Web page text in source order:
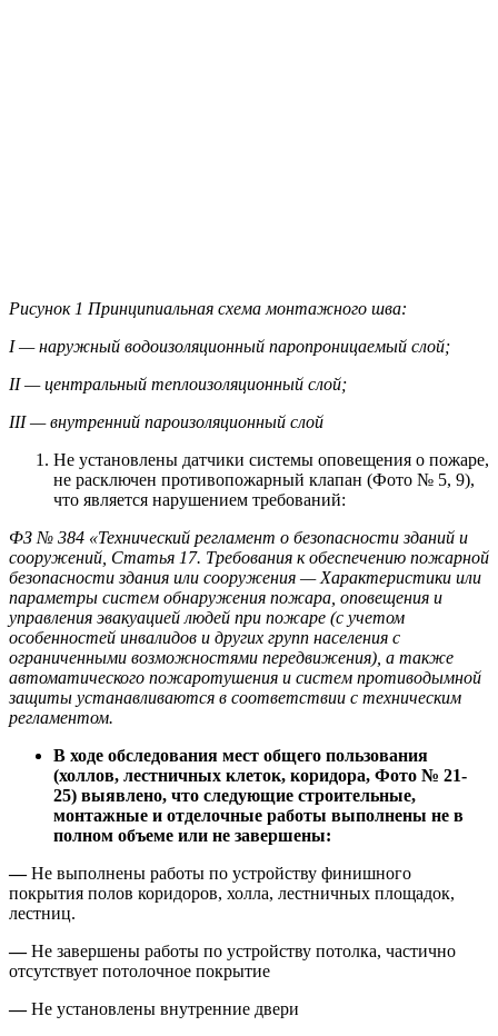
Рисунок 1 Принципиальная схема монтажного шва:
I — наружный водоизоляционный паропроницаемый слой;
II — центральный теплоизоляционный слой;
III — внутренний пароизоляционный слой
Не установлены датчики системы оповещения о пожаре,
не расключен противопожарный клапан (Фото № 5, 9),
что является нарушением требований:
ФЗ № 384 «Технический регламент о безопасности зданий и
сооружений, Статья 17. Требования к обеспечению пожарной
безопасности здания или сооружения — Характеристики или
параметры систем обнаружения пожара, оповещения и
управления эвакуацией людей при пожаре (с учетом
особенностей инвалидов и других групп населения с
ограниченными возможностями передвижения), а также
автоматического пожаротушения и систем противодымной
защиты устанавливаются в соответствии с техническим
регламентом.
В ходе обследования мест общего пользования
(холлов, лестничных клеток, коридора, Фото № 21-
25) выявлено, что следующие строительные,
монтажные и отделочные работы выполнены не в
полном объеме или не завершены:
—Не выполнены работы по устройству финишного
покрытия полов коридоров, холла, лестничных площадок,
лестниц.
—Не завершены работы по устройству потолка, частично
отсутствует потолочное покрытие
—Не установлены внутренние двери